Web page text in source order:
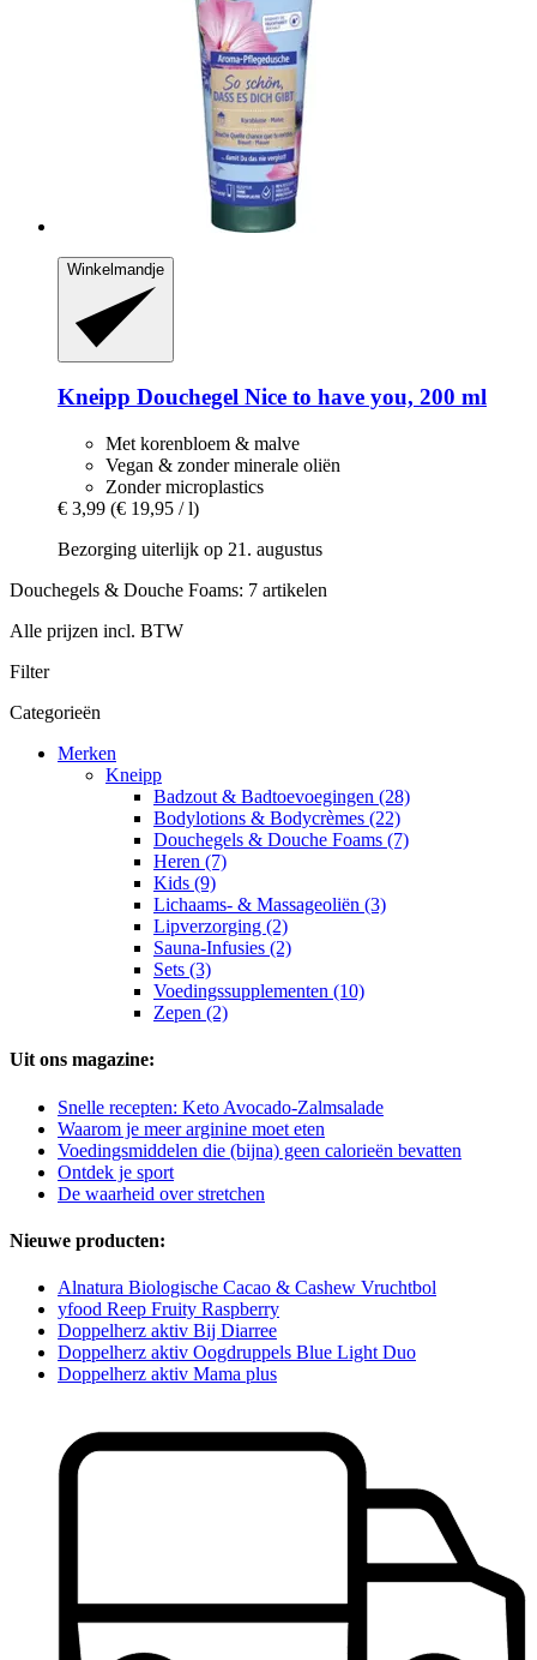
Winkelmandje
Kneipp Douchegel Nice to have you, 200 ml
Met korenbloem & malve
Vegan & zonder minerale oliën
Zonder microplastics
€ 3,99 (€ 19,95 / l)
Bezorging uiterlijk op 21. augustus
Douchegels & Douche Foams: 7 artikelen
Alle prijzen incl. BTW
Filter
Categorieën
Merken
Kneipp
Badzout & Badtoevoegingen (28)
Bodylotions & Bodycrèmes (22)
Douchegels & Douche Foams (7)
Heren (7)
Kids (9)
Lichaams- & Massageoliën (3)
Lipverzorging (2)
Sauna-Infusies (2)
Sets (3)
Voedingssupplementen (10)
Zepen (2)
Uit ons magazine:
Snelle recepten: Keto Avocado-Zalmsalade
Waarom je meer arginine moet eten
Voedingsmiddelen die (bijna) geen calorieën bevatten
Ontdek je sport
De waarheid over stretchen
Nieuwe producten:
Alnatura Biologische Cacao & Cashew Vruchtbol
yfood Reep Fruity Raspberry
Doppelherz aktiv Bij Diarree
Doppelherz aktiv Oogdruppels Blue Light Duo
Doppelherz aktiv Mama plus